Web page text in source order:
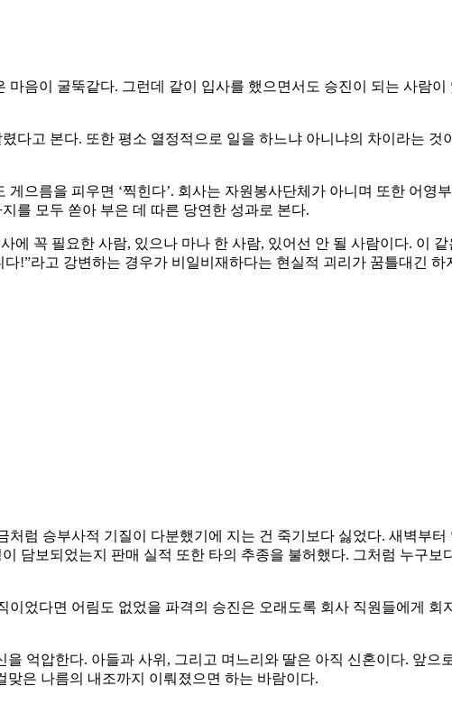
음이 굴뚝같다. 그런데 같이 입사를 했으면서도 승진이 되는 사람
다고 본다. 또한 평소 열정적으로 일을 하느냐 아니냐의 차이라는 것
으름을 피우면 ‘찍힌다’. 회사는 자원봉사단체가 아니며 또한 어영
를 모두 쏟아 부은 데 따른 당연한 성과로 본다.
꼭 필요한 사람, 있으나 마나 한 사람, 있어선 안 될 사람이다. 이
!”라고 강변하는 경우가 비일비재하다는 현실적 괴리가 꿈틀대긴 하
럼 승부사적 기질이 다분했기에 지는 건 죽기보다 싫었다. 새벽부
담보되었는지 판매 실적 또한 타의 추종을 불허했다. 그처럼 누구보
었다면 어림도 없었을 파격의 승진은 오래도록 회사 직원들에게 회
억압한다. 아들과 사위, 그리고 며느리와 딸은 아직 신혼이다. 앞으
맞은 나름의 내조까지 이뤄졌으면 하는 바람이다.